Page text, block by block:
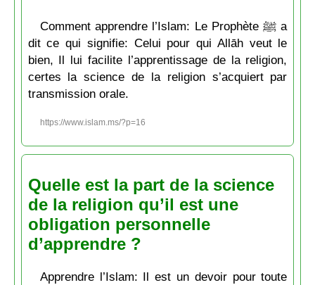
Comment apprendre l’Islam: Le Prophète ﷺ a
dit ce qui signifie: Celui pour qui Allāh veut le
bien, Il lui facilite l’apprentissage de la religion,
certes la science de la religion s’acquiert par
transmission orale.
https://www.islam.ms/?p=16
Quelle est la part de la science
de la religion qu’il est une
obligation personnelle
d’apprendre ?
Apprendre l’Islam: Il est un devoir pour toute